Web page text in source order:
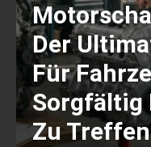
Der
Für
Sorgfältig
Zu Treffen